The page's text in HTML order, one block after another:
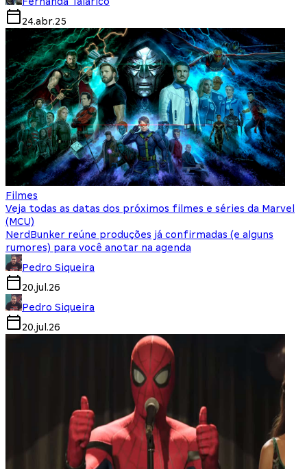
24.abr.25
Filmes
Veja todas as datas dos próximos filmes e séries da Marvel
(MCU)
NerdBunker reúne produções já confirmadas (e alguns
rumores) para você anotar na agenda
Pedro Siqueira
20.jul.26
Pedro Siqueira
20.jul.26